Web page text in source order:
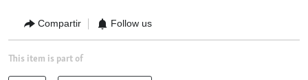
Compartir Follow us
This item is part of